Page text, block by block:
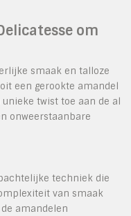
om
smaak en talloze
een gerookte amandel
unieke twist toe aan de al
onweerstaanbare
techniek die
van smaak
amandelen